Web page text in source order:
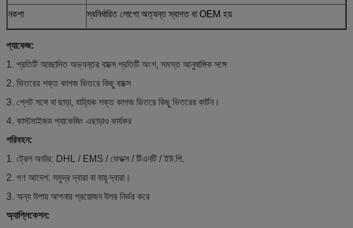
নকশা স্বনির্ধারিত লোগো অত্যন্ত স্বাগত বা OEM হয়
প্যাকেজ:
1. প্রতিটি আচ্ছাদিত অভ্যন্তর বাক্সে প্রতিটি অংশ, সমস্ত আনুষাঙ্গিক সঙ্গে
2. ভিতরের শক্ত কাগজ ভিতরে কিছু বাক্সে
3. প্লেট সঙ্গে বা ছাড়া, বাহ্যিক শক্ত কাগজ ভিতরে কিছু ভিতরের কার্টন।
4. কাস্টমাইজড প্যাকেজিং এছাড়াও কার্যকর
পরিবহন:
1. ট্রেল অর্ডার: DHL / EMS / ফেডক্স / টিএনটি / ইউ.পি.
2. গণ আদেশ: সমুদ্র দ্বারা বা বায়ু দ্বারা।
3. অন্য উপায় আপনার প্রয়োজন উপর নির্ভর করে
অ্যাপ্লিকেশন: